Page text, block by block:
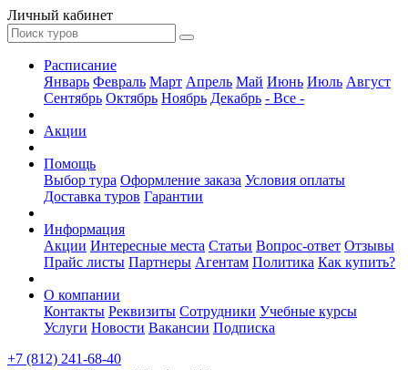
Личный кабинет
Расписание
Январь Февраль Март Апрель Май Июнь Июль Август
Сентябрь Октябрь Ноябрь Декабрь - Все -
Акции
Помощь
Выбор тура Оформление заказа Условия оплаты
Доставка туров Гарантии
Информация
Акции Интересные места Статьи Вопрос-ответ Отзывы
Прайс листы Партнеры Агентам Политика Как купить?
О компании
Контакты Реквизиты Сотрудники Учебные курсы
Услуги Новости Вакансии Подписка
+7 (812) 241-68-40